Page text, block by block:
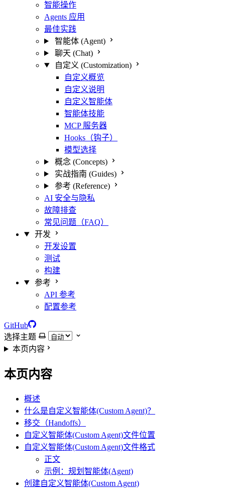
智能操作
Agents 应用
最佳实践
智能体 (Agent)
聊天 (Chat)
自定义 (Customization)
自定义概览
自定义说明
自定义智能体
智能体技能
MCP 服务器
Hooks（钩子）
模型选择
概念 (Concepts)
实战指南 (Guides)
参考 (Reference)
AI 安全与隐私
故障排查
常见问题（FAQ）
开发
开发设置
测试
构建
参考
API 参考
配置参考
GitHub
选择主题
本页内容
本页内容
概述
什么是自定义智能体(Custom Agent)？
移交（Handoffs）
自定义智能体(Custom Agent)文件位置
自定义智能体(Custom Agent)文件格式
正文
示例：规划智能体(Agent)
创建自定义智能体(Custom Agent)